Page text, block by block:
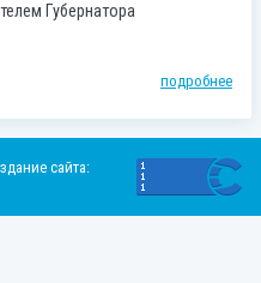
Губернатора
подробнее
сайта: